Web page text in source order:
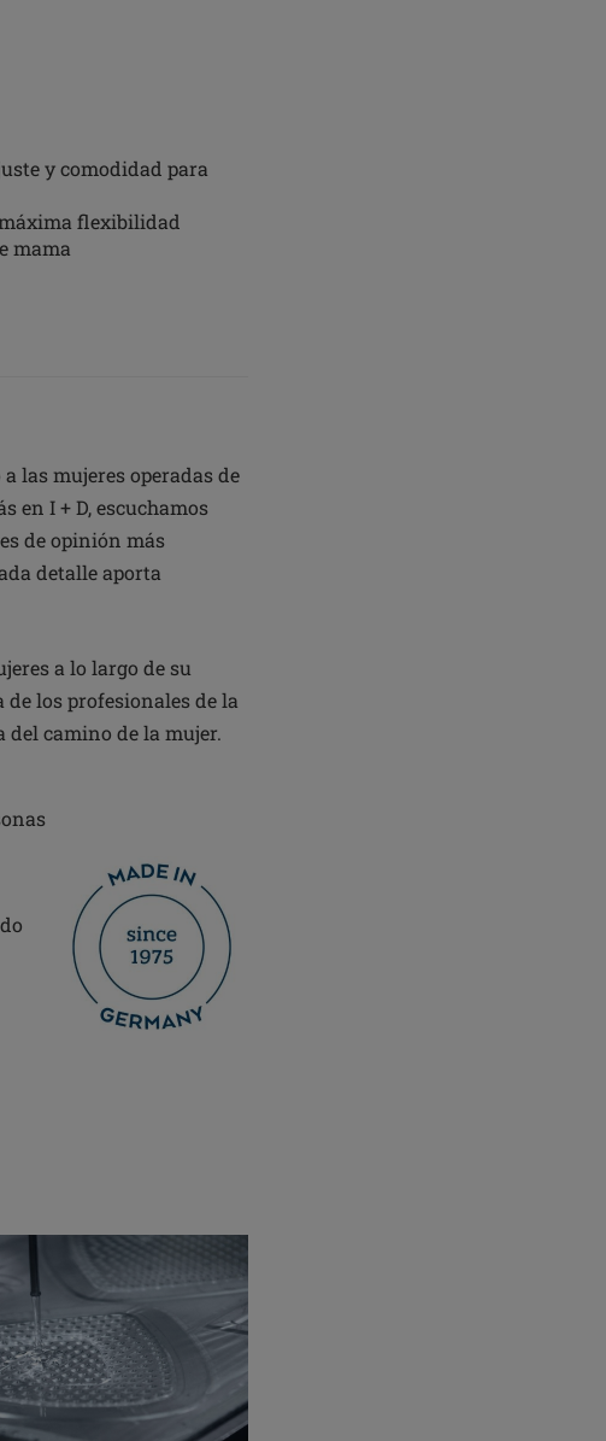
y comodidad para
flexibilidad
mama
las mujeres operadas de
en I + D, escuchamos
de opinión más
detalle aporta
a lo largo de su
los profesionales de la
del camino de la mujer.